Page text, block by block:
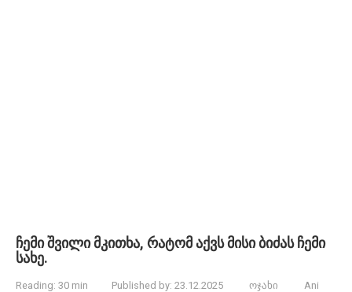
ჩემი შვილი მკითხა, რატომ აქვს მისი ბიძას ჩემი
სახე.
Reading: 30 min Published by: 23.12.2025 ოჯახი Ani